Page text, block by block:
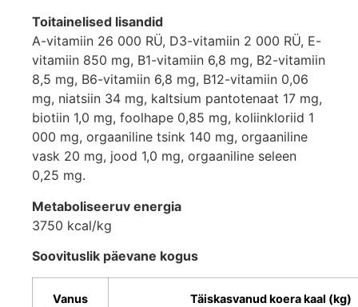
Toitainelised lisandid
A-vitamiin 26 000 RÜ, D3-vitamiin 2 000 RÜ, E-
vitamiin 850 mg, B1-vitamiin 6,8 mg, B2-vitamiin
8,5 mg, B6-vitamiin 6,8 mg, B12-vitamiin 0,06
mg, niatsiin 34 mg, kaltsium pantotenaat 17 mg,
biotiin 1,0 mg, foolhape 0,85 mg, koliinkloriid 1
000 mg, orgaaniline tsink 140 mg, orgaaniline
vask 20 mg, jood 1,0 mg, orgaaniline seleen
0,25 mg.
Metaboliseeruv energia
3750 kcal/kg
Soovituslik päevane kogus
Vanus
Täiskasvanud koera kaal (kg)